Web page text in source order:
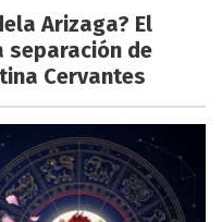
Arizaga? El
separación de
Cervantes